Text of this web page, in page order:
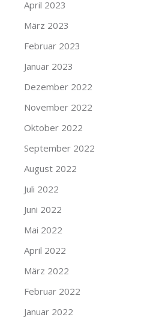
April 2023
März 2023
Februar 2023
Januar 2023
Dezember 2022
November 2022
Oktober 2022
September 2022
August 2022
Juli 2022
Juni 2022
Mai 2022
April 2022
März 2022
Februar 2022
Januar 2022